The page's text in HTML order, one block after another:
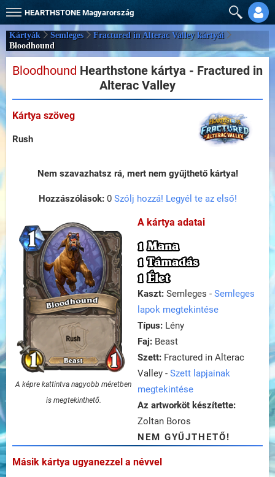
HEARTHSTONE Magyarország
Kártyák Semleges
Fractured in Alterac Valley kártyái
Bloodhound
Bloodhound Hearthstone kártya - Fractured in
Alterac Valley
Kártya szöveg
Rush
Nem szavazhatsz rá, mert nem gyűjthető kártya!
Hozzászólások:0 Szólj hozzá! Legyél te az első!
A képre kattintva nagyobb méretben
is megtekinthető.
A kártya adatai
1 Mana
1 Támadás
1 Élet
Kaszt: Semleges - Semleges
lapok megtekintése
Típus: Lény
Faj: Beast
Szett: Fractured in Alterac
Valley - Szett lapjainak
megtekintése
Az artworköt készítette:
Zoltan Boros
NEM GYŰJTHETŐ!
Másik kártya ugyanezzel a névvel